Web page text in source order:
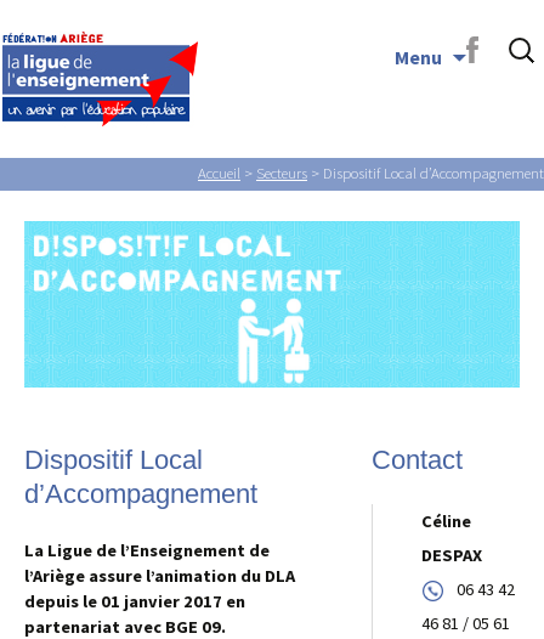
Menu
Aller au
Accueil > Secteurs > Dispositif Local d’Accompagnement
Contact
Céline
DESPAX
06 43 42
46 81 / 05 61
Dispositif Local
d’Accompagnement
La Ligue de l’Enseignement de
l’Ariège assure l’animation du DLA
depuis le 01 janvier 2017 en
partenariat avec BGE 09.